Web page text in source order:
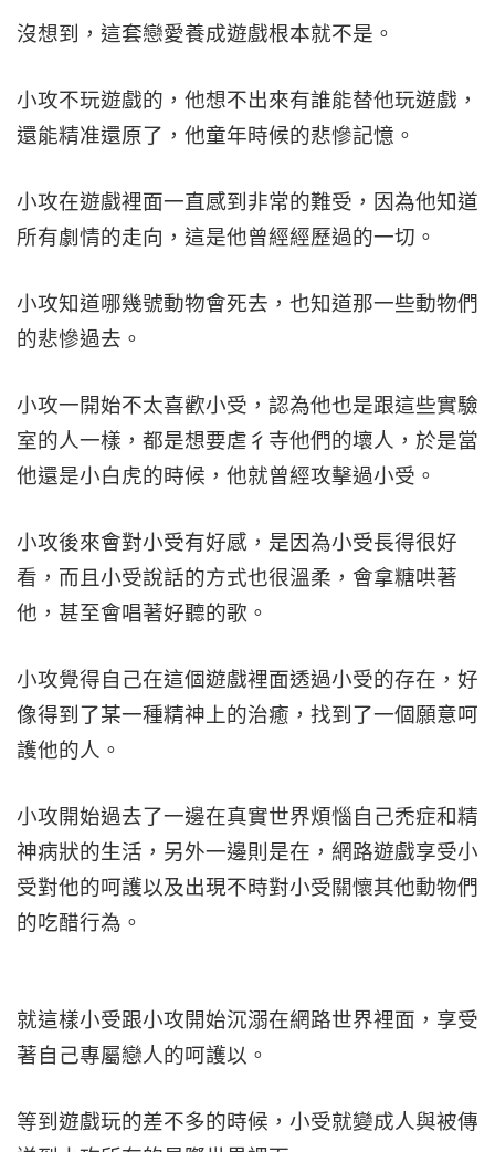
沒想到，這套戀愛養成遊戲根本就不是。
小攻不玩遊戲的，他想不出來有誰能替他玩遊戲，
還能精准還原了，他童年時候的悲慘記憶。
小攻在遊戲裡面一直感到非常的難受，因為他知道
所有劇情的走向，這是他曾經經歷過的一切。
小攻知道哪幾號動物會死去，也知道那一些動物們
的悲慘過去。
小攻一開始不太喜歡小受，認為他也是跟這些實驗
室的人一樣，都是想要虐彳寺他們的壞人，於是當
他還是小白虎的時候，他就曾經攻擊過小受。
小攻後來會對小受有好感，是因為小受長得很好
看，而且小受說話的方式也很溫柔，會拿糖哄著
他，甚至會唱著好聽的歌。
小攻覺得自己在這個遊戲裡面透過小受的存在，好
像得到了某一種精神上的治癒，找到了一個願意呵
護他的人。
小攻開始過去了一邊在真實世界煩惱自己禿症和精
神病狀的生活，另外一邊則是在，網路遊戲享受小
受對他的呵護以及出現不時對小受關懷其他動物們
的吃醋行為。
就這樣小受跟小攻開始沉溺在網路世界裡面，享受
著自己專屬戀人的呵護以。
等到遊戲玩的差不多的時候，小受就變成人與被傳